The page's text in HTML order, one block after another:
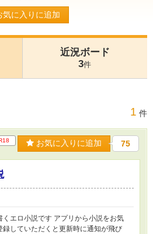
に入りに追加
近況ボード
3件
1 件
お気に入りに追加 75
くエロ小説です アプリから小説をお気
録していただくと更新時に通知が飛び